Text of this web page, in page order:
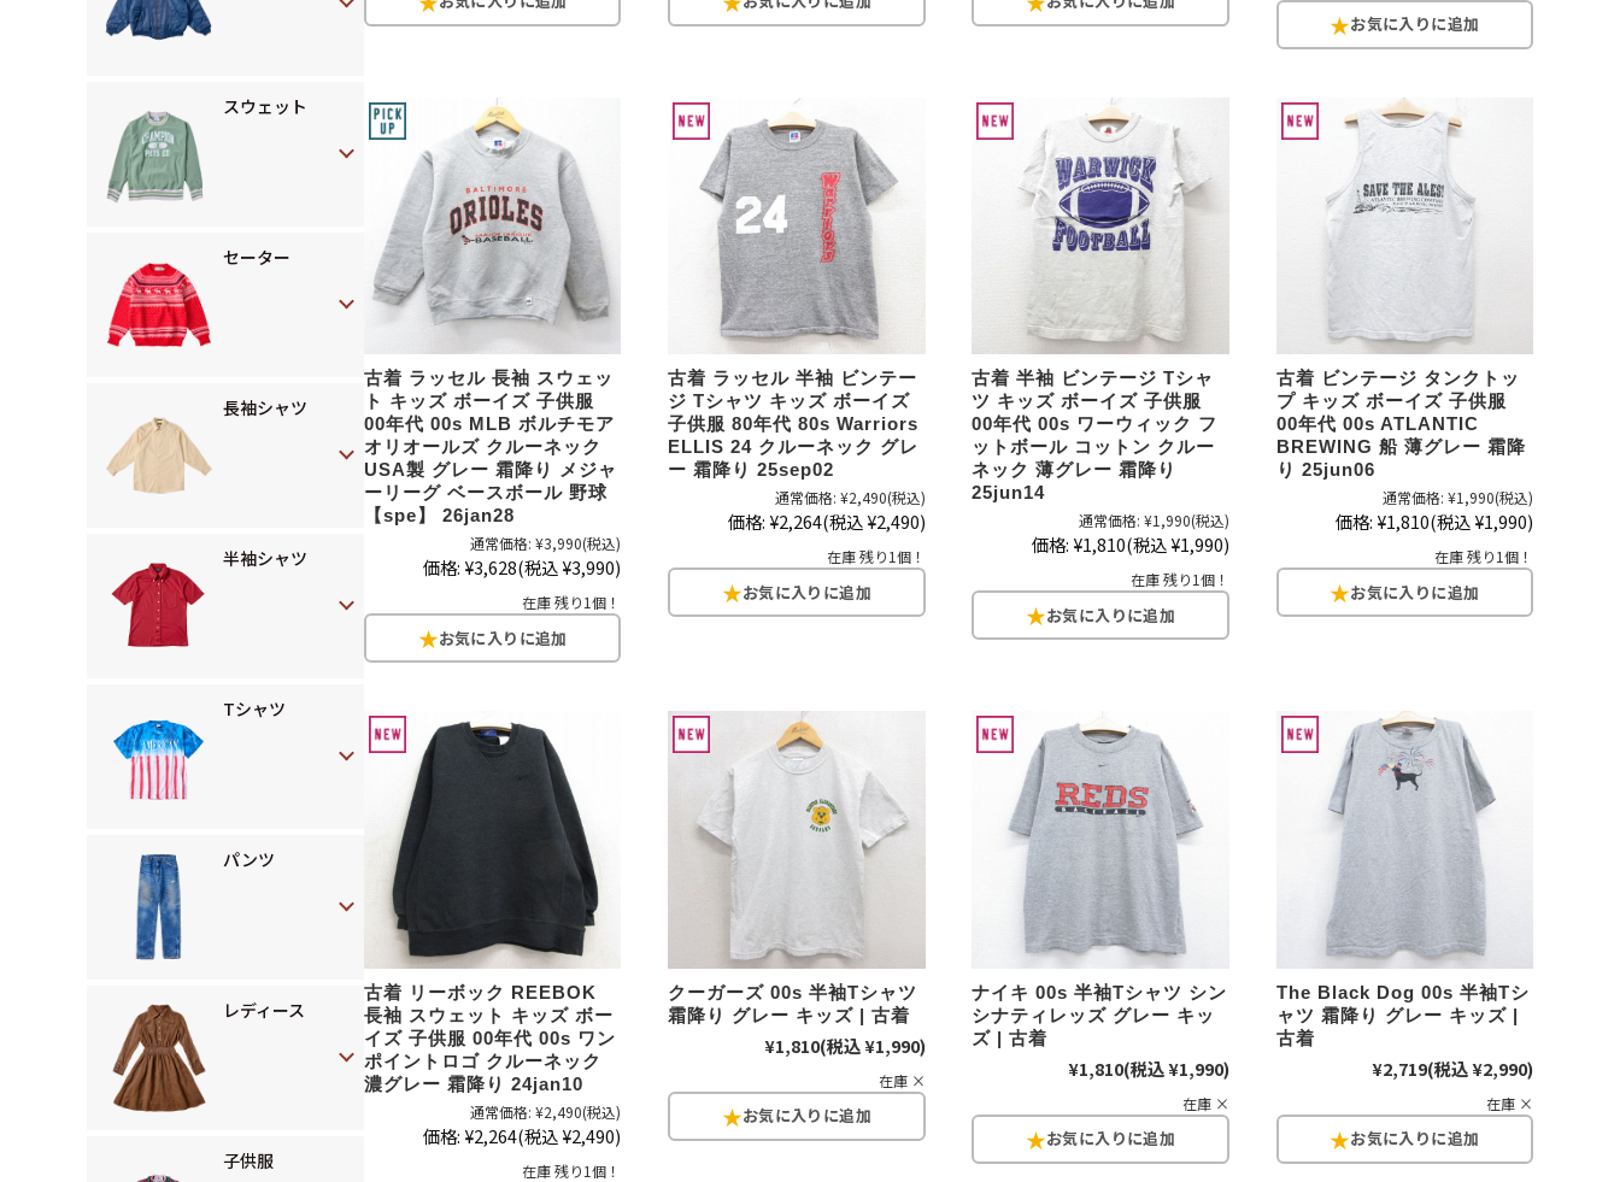
スウェット XS XL
長袖シャツ XS S M
半袖シャツ XS S
Tシャツ XS S
パンツ
W30以下 W31,W32
W33,W34
W35,W36
W37以上
Search by Maniacマニアックから探す
Tシャツ
アニメ
Tシャツ
映画
すべてのマニアックを見る
Search by Period 年代から探す
90年代 80年代 70年代
50年代
すべての年代を見る
古着 ラッセル 長袖 スウェッ
ト キッズ ボーイズ 子供服
00年代 00s MLB ボルチモア
オリオールズ クルーネック
USA製 グレー 霜降り メジャ
ーリーグ ベースボール 野球
【spe】 26jan28
通常価格: ¥3,990(税込)
価格: ¥3,628(税込 ¥3,990)
在庫 残り1個！
古着 ラッセル 半袖 ビンテー
ジ Tシャツ キッズ ボーイズ
子供服 80年代 80s Warriors
ELLIS 24 クルーネック グレ
ー 霜降り 25sep02
通常価格: ¥2,490(税込)
価格: ¥2,264(税込 ¥2,490)
在庫 残り1個！
古着 半袖 ビンテージ Tシャ
ツ キッズ ボーイズ 子供服
00年代 00s ワーウィック フ
ットボール コットン クルー
ネック 薄グレー 霜降り
25jun14
通常価格: ¥1,990(税込)
価格: ¥1,810(税込 ¥1,990)
在庫 残り1個！
古着 ビンテージ タンクトッ
プ キッズ ボーイズ 子供服
00年代 00s ATLANTIC
BREWING 船 薄グレー 霜降
り 25jun06
通常価格: ¥1,990(税込)
価格: ¥1,810(税込 ¥1,990)
在庫 残り1個！
古着 リーボック REEBOK
長袖 スウェット キッズ ボー
イズ 子供服 00年代 00s ワン
ポイントロゴ クルーネック
濃グレー 霜降り 24jan10
通常価格: ¥2,490(税込)
価格: ¥2,264(税込 ¥2,490)
在庫 残り1個！
クーガーズ 00s 半袖Tシャツ
霜降り グレー キッズ | 古着
¥1,810(税込 ¥1,990)
在庫 ×
ナイキ 00s 半袖Tシャツ シン
シナティレッズ グレー キッ
ズ | 古着
¥1,810(税込 ¥1,990)
在庫 ×
The Black Dog 00s 半袖Tシ
ャツ 霜降り グレー キッズ |
古着
¥2,719(税込 ¥2,990)
在庫 ×
スウェット
セーター
長袖シャツ
半袖シャツ
Tシャツ
パンツ
レディース
子供服